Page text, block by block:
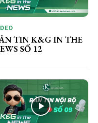
TIN K&G IN THE
SỐ 12